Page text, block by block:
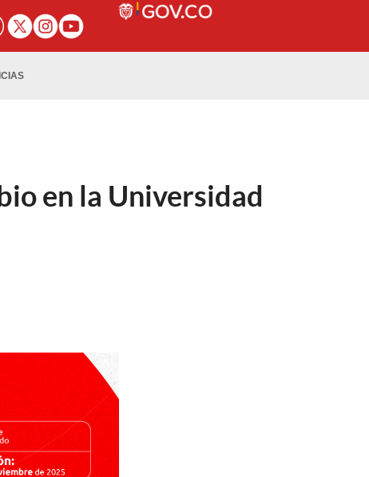
en la Universidad